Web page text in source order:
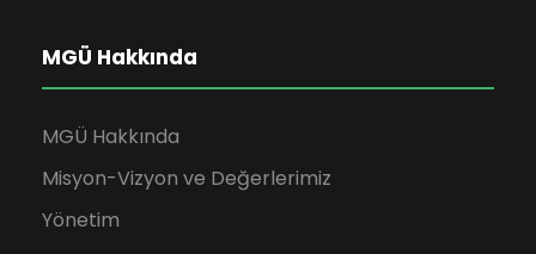
MGÜ Hakkında
MGÜ Hakkında
Misyon-Vizyon ve Değerlerimiz
Yönetim